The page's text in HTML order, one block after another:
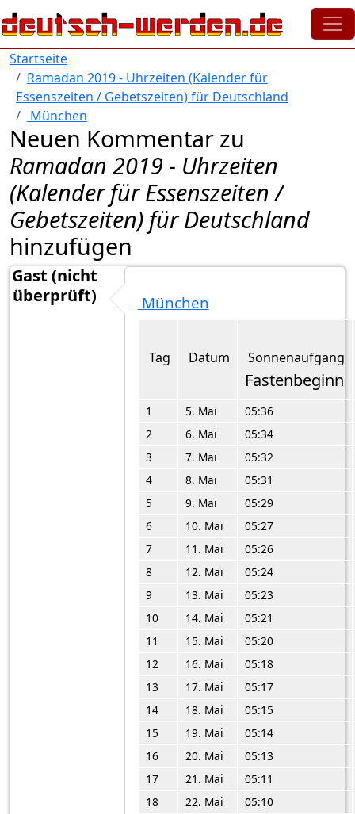
Direkt zum Inhalt
Startseite
Ramadan 2019 - Uhrzeiten (Kalender für
Essenszeiten / Gebetszeiten) für Deutschland
München
Neuen Kommentar zu
Ramadan 2019 - Uhrzeiten
(Kalender für Essenszeiten /
Gebetszeiten) für Deutschland
hinzufügen
Gast (nicht
überprüft)
München
Tag Datum Sonnenaufgang
Fastenbeginn
1 5. Mai
05:36
2
6. Mai
05:34
3
7. Mai
05:32
4
8. Mai
05:31
5
9. Mai
05:29
6
10. Mai
05:27
7
11. Mai
05:26
8
12. Mai
05:24
9
13. Mai
05:23
10
14. Mai
05:21
11
15. Mai
05:20
12
16. Mai
05:18
13
17. Mai
05:17
14
18. Mai
05:15
15
19. Mai
05:14
16
20. Mai
05:13
17
21. Mai
05:11
18
22. Mai
05:10